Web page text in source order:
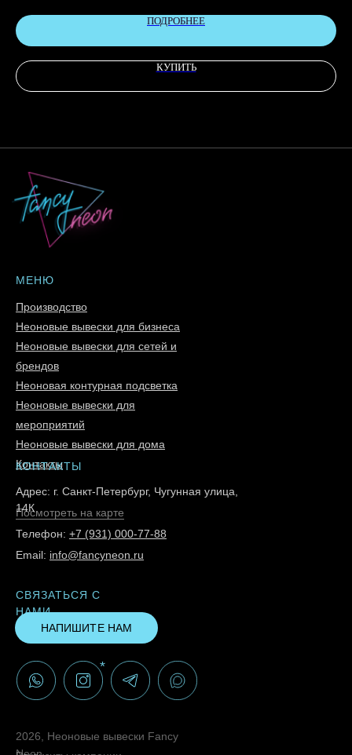
ПОДРОБНЕЕ
КУПИТЬ
МЕНЮ
Производство
Неоновые вывески для бизнеса
Неоновые вывески для сетей и
брендов
Неоновая контурная подсветка
Неоновые вывески для
мероприятий
Неоновые вывески для дома
Контакты
КОНТАКТЫ
Посмотреть на карте
Адрес: г. Санкт-Петербург, Чугунная улица,
14К
Телефон: +7 (931) 000-77-88
Email: info@fancyneon.ru
2026, Неоновые вывески Fancy
СВЯЗАТЬСЯ С
НАМИ
НАПИШИТЕ НАМ
*